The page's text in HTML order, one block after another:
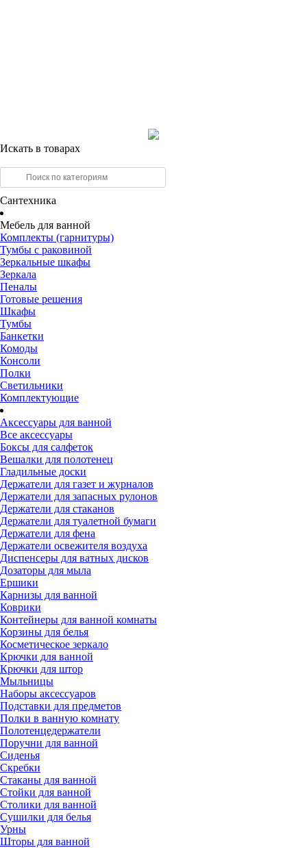
Искать в товарах
Сантехника
Мебель для ванной
Комплекты (гарнитуры)
Тумбы с раковиной
Зеркальные шкафы
Зеркала
Пеналы
Готовые решения
Шкафы
Тумбы
Банкетки
Комоды
Консоли
Полки
Светильники
Комплектующие
Аксессуары для ванной
Все аксессуары
Боксы для салфеток
Вешалки для полотенец
Гладильные доски
Держатели для газет и журналов
Держатели для запасных рулонов
Держатели для стаканов
Держатели для туалетной бумаги
Держатели для фена
Держатели освежителя воздуха
Диспенсеры для ватных дисков
Дозаторы для мыла
Ершики
Карнизы для ванной
Коврики
Контейнеры для ванной комнаты
Корзины для белья
Косметическое зеркало
Крючки для ванной
Крючки для штор
Мыльницы
Наборы аксессуаров
Подставки для предметов
Полки в ванную комнату
Полотенцедержатели
Поручни для ванной
Сиденья
Скребки
Стаканы для ванной
Стойки для ванной
Столики для ванной
Сушилки для белья
Урны
Шторы для ванной